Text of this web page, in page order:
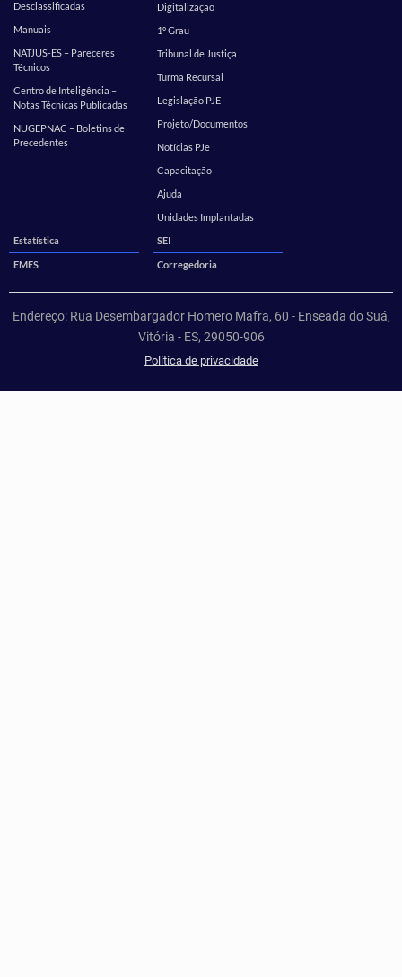
Desclassificadas
Manuais
NATJUS-ES – Pareceres
Técnicos
Centro de Inteligência –
Notas Técnicas Publicadas
NUGEPNAC – Boletins de
Precedentes
Digitalização
1º Grau
Tribunal de Justiça
Turma Recursal
Legislação PJE
Projeto/Documentos
Notícias PJe
Capacitação
Ajuda
Unidades Implantadas
Estatística
SEI
EMES Corregedoria
Endereço: Rua Desembargador Homero Mafra, 60 - Enseada do Suá,
Vitória - ES, 29050-906
Política de privacidade